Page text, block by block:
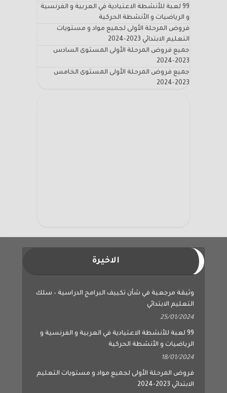
99 لعبة للأنشطة الاعتيادية في العربية و الفرنسية
و الرياضيات و الأنشطة الحركية
فروض المرحلة الأولى لجميع مواد و مستويات
التعليم الابتدائي 2023-2024
جميع فروض المرحلة الأولى المستوى السادس
2023-2024
جميع فروض المرحلة الأولى المستوى الخامس
2023-2024
الاخيرة
وثيقة مرجعية في شأن تكييف البرامج الدراسية – سلك
التعليم الابتدائي
25/01/2024
99 لعبة للأنشطة الاعتيادية في العربية و الفرنسية و
الرياضيات و الأنشطة الحركية
18/01/2024
فروض المرحلة الأولى لجميع مواد و مستويات التعليم
الابتدائي 2023-2024